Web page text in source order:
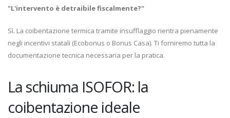
"L'intervento è detraibile fiscalmente?"
Sì. La coibentazione termica tramite insufflaggio rientra pienamente
negli incentivi statali (Ecobonus o Bonus Casa). Ti forniremo tutta la
documentazione tecnica necessaria per la pratica.
La schiuma ISOFOR: la
coibentazione ideale